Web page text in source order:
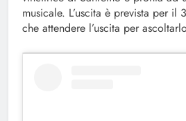
musicale. L’uscita è prevista per il
che attendere l’uscita per